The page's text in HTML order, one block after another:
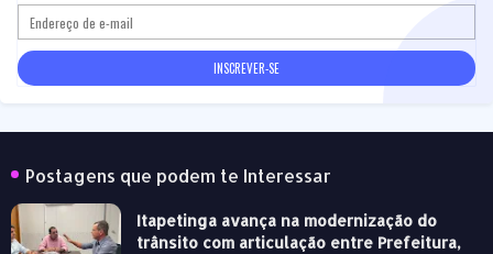
Postagens que podem te Interessar
Itapetinga avança na modernização do
trânsito com articulação entre Prefeitura,